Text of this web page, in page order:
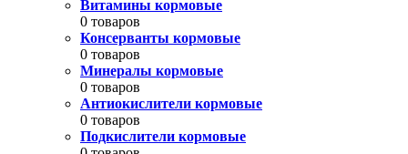
Витамины кормовые
0 товаров
Консерванты кормовые
0 товаров
Минералы кормовые
0 товаров
Антиокислители кормовые
0 товаров
Подкислители кормовые